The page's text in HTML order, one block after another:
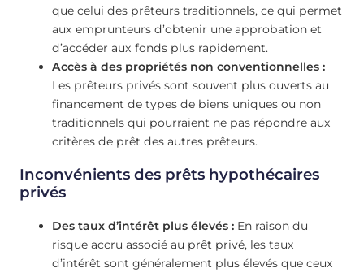
que celui des prêteurs traditionnels, ce qui permet
aux emprunteurs d’obtenir une approbation et
d’accéder aux fonds plus rapidement.
Accès à des propriétés non conventionnelles :
Les prêteurs privés sont souvent plus ouverts au
financement de types de biens uniques ou non
traditionnels qui pourraient ne pas répondre aux
critères de prêt des autres prêteurs.
Inconvénients des prêts hypothécaires
privés
Des taux d’intérêt plus élevés : En raison du
risque accru associé au prêt privé, les taux
d’intérêt sont généralement plus élevés que ceux